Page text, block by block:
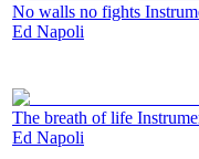
No walls no fights
Ed Napoli
The breath of life
Ed Napoli